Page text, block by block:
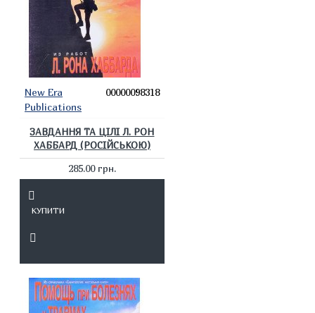
New Era
Publications
00000098318
ЗАВДАННЯ ТА ЦІЛІ Л. РОН
ХАББАРД (РОСІЙСЬКОЮ)
285.00 грн.
КУПИТИ